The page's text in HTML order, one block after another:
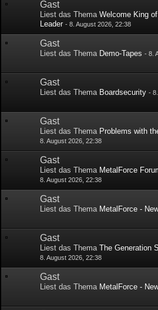
Gast
Liest das ThemaWelcome King
Leader -8. August 2026, 22:38
Gast
Liest das Thema Demo-Tapes -8.
Gast
Liest das Thema Boardsecurity -
Gast
Liest das Thema Problems with
8. August 2026, 22:38
Gast
Liest das Thema MetalForce
8. August 2026, 22:38
Gast
Liest das Thema MetalForce -
Gast
Liest das ThemaThe Generation
8. August 2026, 22:38
Gast
Liest das Thema MetalForce -